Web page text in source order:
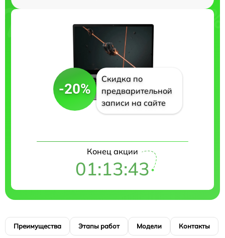
-20%
Скидка по
предварительной
записи на сайте
Конец акции
01:13:42
Преимущества Этапы работ Модели Контакты